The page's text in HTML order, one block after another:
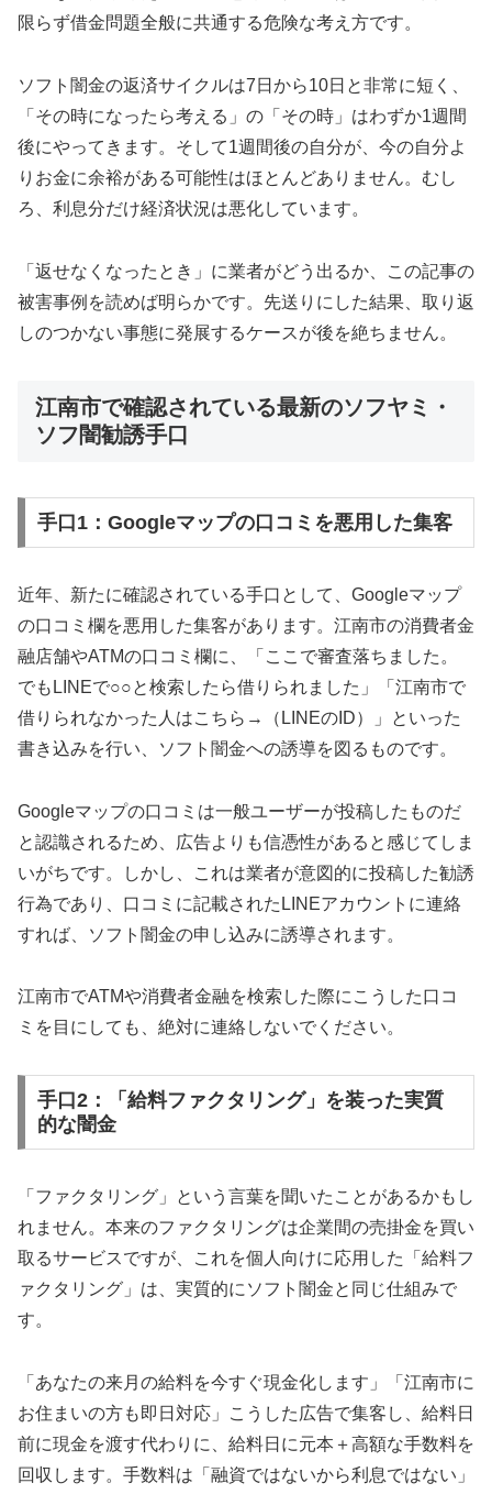
限らず借金問題全般に共通する危険な考え方です。
ソフト闇金の返済サイクルは7日から10日と非常に短く、
「その時になったら考える」の「その時」はわずか1週間
後にやってきます。そして1週間後の自分が、今の自分よ
りお金に余裕がある可能性はほとんどありません。むし
ろ、利息分だけ経済状況は悪化しています。
「返せなくなったとき」に業者がどう出るか、この記事の
被害事例を読めば明らかです。先送りにした結果、取り返
しのつかない事態に発展するケースが後を絶ちません。
江南市で確認されている最新のソフヤミ・
ソフ闇勧誘手口
手口1：Googleマップの口コミを悪用した集客
近年、新たに確認されている手口として、Googleマップ
の口コミ欄を悪用した集客があります。江南市の消費者金
融店舗やATMの口コミ欄に、「ここで審査落ちました。
でもLINEで○○と検索したら借りられました」「江南市で
借りられなかった人はこちら→（LINEのID）」といった
書き込みを行い、ソフト闇金への誘導を図るものです。
Googleマップの口コミは一般ユーザーが投稿したものだ
と認識されるため、広告よりも信憑性があると感じてしま
いがちです。しかし、これは業者が意図的に投稿した勧誘
行為であり、口コミに記載されたLINEアカウントに連絡
すれば、ソフト闇金の申し込みに誘導されます。
江南市でATMや消費者金融を検索した際にこうした口コ
ミを目にしても、絶対に連絡しないでください。
手口2：「給料ファクタリング」を装った実質
的な闇金
「ファクタリング」という言葉を聞いたことがあるかもし
れません。本来のファクタリングは企業間の売掛金を買い
取るサービスですが、これを個人向けに応用した「給料フ
ァクタリング」は、実質的にソフト闇金と同じ仕組みで
す。
「あなたの来月の給料を今すぐ現金化します」「江南市に
お住まいの方も即日対応」こうした広告で集客し、給料日
前に現金を渡す代わりに、給料日に元本＋高額な手数料を
回収します。手数料は「融資ではないから利息ではない」